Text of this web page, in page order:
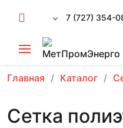
7 (727) 354-
Главная Каталог
Сетка